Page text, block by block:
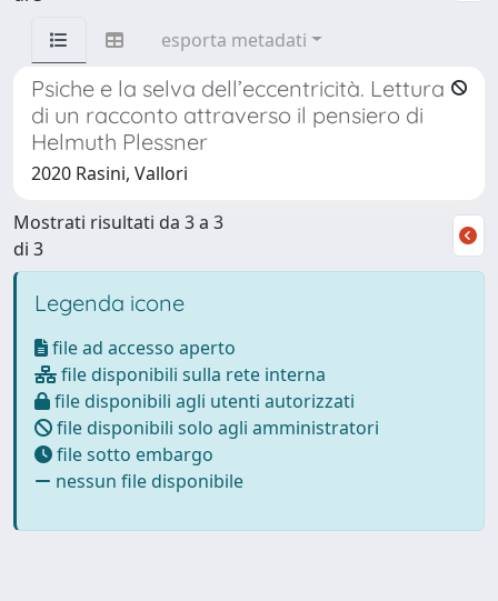
esporta metadati
Psiche e la selva dell’eccentricità. Lettura
di un racconto attraverso il pensiero di
Helmuth Plessner
2020 Rasini, Vallori
Mostrati risultati da 3 a 3
di 3
Legenda icone
file ad accesso aperto
file disponibili sulla rete interna
file disponibili agli utenti autorizzati
file disponibili solo agli amministratori
file sotto embargo
nessun file disponibile